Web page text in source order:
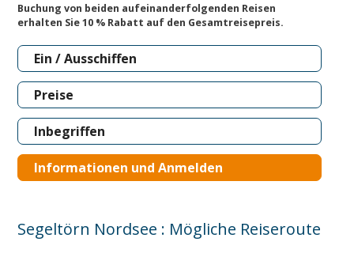
Buchung von beiden aufeinanderfolgenden Reisen
erhalten Sie 10 % Rabatt auf den Gesamtreisepreis.
Ein / Ausschiffen
Preise
Inbegriffen
Informationen und Anmelden
Segeltörn Nordsee : Mögliche Reiseroute